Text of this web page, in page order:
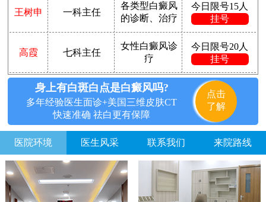
王树申 一科主任
各类型白癜风
的诊断、治疗
今日限号15人
挂号
高霞 七科主任
女性白癜风诊
疗
今日限号20人
挂号
身上有白斑白点是白癜风吗?
多年经验医生面诊+美国三维皮肤CT
快速准确 祛白更有保障
点击
了解
医院环境 医生风采 联系我们 来院路线